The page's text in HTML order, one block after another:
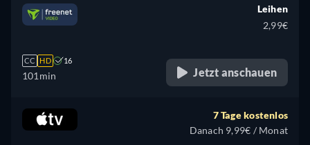
CC HD 16
101min
Leihen
2,99€
Jetzt anschauen
7 Tage kostenlos
Danach 9,99€ / Monat